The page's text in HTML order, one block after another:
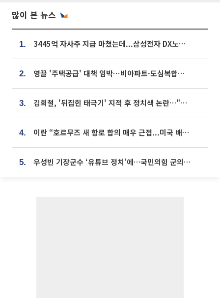
많이 본 뉴스
1. 3445억 자사주 지급 마쳤는데...삼성전자 DX노조, 뒤늦은 '떼쓰기 집회'
2. 영끌 '주택공급' 대책 임박⋯비아파트·도심복합까지 총동원
3. 김희철, '뒤집힌 태극기' 지적 후 정치색 논란…"좌우 떠나 우리나라 국기"
4. 이란 “호르무즈 새 항로 합의 매우 근접...미국 배상 먼저”
5. 우성빈 기장군수 ‘유튜브 정치’에…국민의힘 군의원들 집단 반발